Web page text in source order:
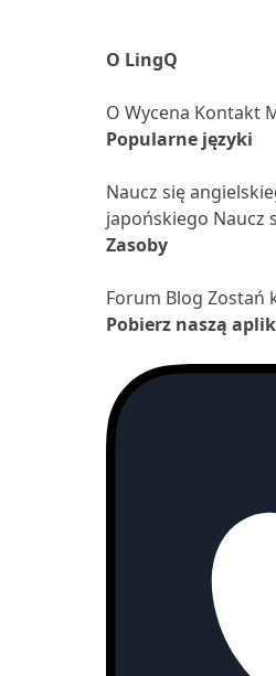
O LingQ
O Wycena Kontakt
Popularne języki
Naucz się
japońskiego Naucz
Zasoby
Forum Blog Zostań
Pobierz naszą